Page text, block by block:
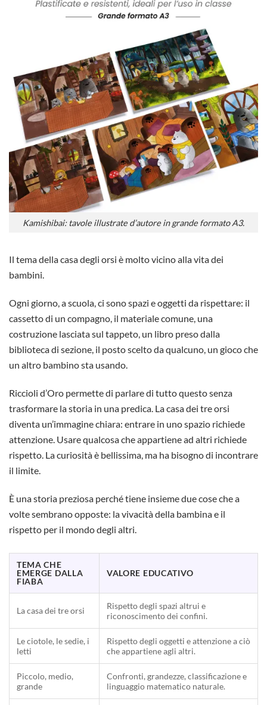
Kamishibai: tavole illustrate d’autore in grande formato A3.
Il tema della casa degli orsi è molto vicino alla vita dei
bambini.
Ogni giorno, a scuola, ci sono spazi e oggetti da rispettare: il
cassetto di un compagno, il materiale comune, una
costruzione lasciata sul tappeto, un libro preso dalla
biblioteca di sezione, il posto scelto da qualcuno, un gioco che
un altro bambino sta usando.
Riccioli d’Oro permette di parlare di tutto questo senza
trasformare la storia in una predica. La casa dei tre orsi
diventa un’immagine chiara: entrare in uno spazio richiede
attenzione. Usare qualcosa che appartiene ad altri richiede
rispetto. La curiosità è bellissima, ma ha bisogno di incontrare
il limite.
È una storia preziosa perché tiene insieme due cose che a
volte sembrano opposte: la vivacità della bambina e il
rispetto per il mondo degli altri.
TEMA CHE
EMERGE DALLA
FIABA
VALORE EDUCATIVO
La casa dei tre orsi
Rispetto degli spazi altrui e
riconoscimento dei confini.
Le ciotole, le sedie, i
letti
Rispetto degli oggetti e attenzione a ciò
che appartiene agli altri.
Piccolo, medio,
grande
Confronti, grandezze, classificazione e
linguaggio matematico naturale.